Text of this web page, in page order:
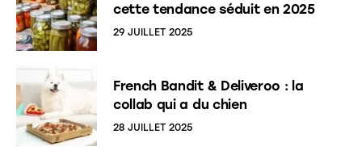
cette tendance séduit en 2025
29 JUILLET 2025
French Bandit & Deliveroo : la
collab qui a du chien
28 JUILLET 2025